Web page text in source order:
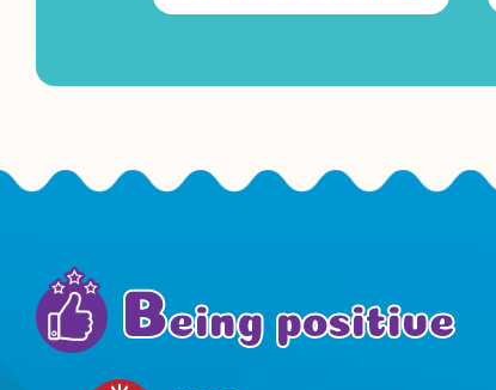
Being positive